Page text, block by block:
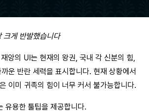
크게 반발했습니다
앙의 UI는 현재의 왕권, 국내 각 신분의 힘,
운 반란 세력을 표시합니다. 현재 상황에서
이미 귀족의 힘이 너무 커서 불가능합니다.
유용한 툴팁을 제공합니다.